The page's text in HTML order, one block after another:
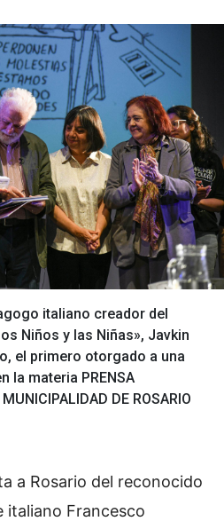
italiano creador del
Niños y las Niñas», Javkin
el primero otorgado a una
la materia PRENSA
DE ROSARIO
a Rosario del reconocido
italiano Francesco